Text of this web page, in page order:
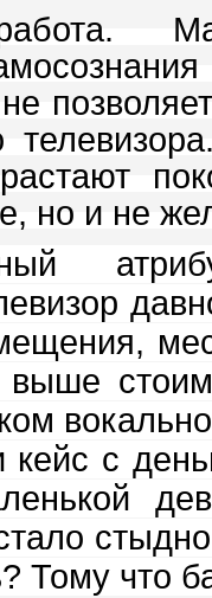
но и не
кейс с
Тому что